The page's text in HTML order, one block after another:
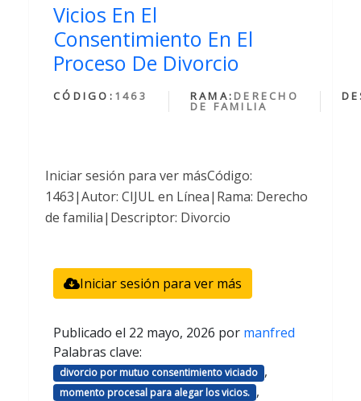
Vicios En El
Consentimiento En El
Proceso De Divorcio
CÓDIGO: 1463 RAMA: DERECHO
DE FAMILIA
Iniciar sesión para ver másCódigo:
1463|Autor: CIJUL en Línea|Rama: Derecho
de familia|Descriptor: Divorcio
Iniciar sesión para ver más
Publicado el 22 mayo, 2026 por manfred
Palabras clave:
divorcio por mutuo consentimiento viciado ,
momento procesal para alegar los vicios. ,